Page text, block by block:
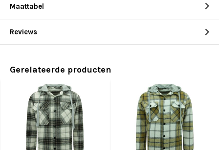
Maattabel
Reviews
Gerelateerde producten